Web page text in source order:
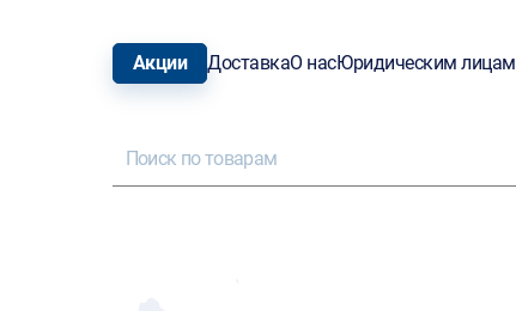
Акции ДоставкаО насЮридическим лицам